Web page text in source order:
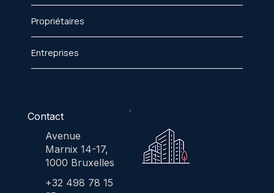
Propriétaires
Entreprises
Contact
Avenue
Marnix 14-17,
1000 Bruxelles
+32 498 78 15